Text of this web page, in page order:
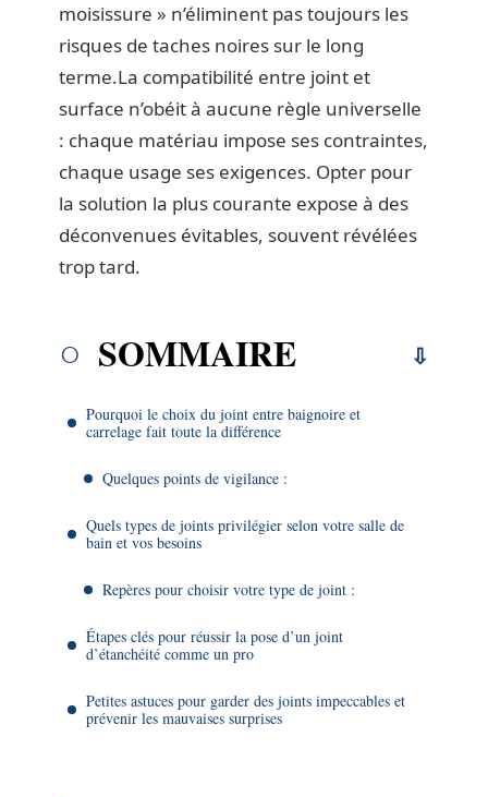
moisissure » n’éliminent pas toujours les
risques de taches noires sur le long
terme.La compatibilité entre joint et
surface n’obéit à aucune règle universelle
: chaque matériau impose ses contraintes,
chaque usage ses exigences. Opter pour
la solution la plus courante expose à des
déconvenues évitables, souvent révélées
trop tard.
SOMMAIRE
Pourquoi le choix du joint entre baignoire et
carrelage fait toute la différence
Quelques points de vigilance :
Quels types de joints privilégier selon votre salle de
bain et vos besoins
Repères pour choisir votre type de joint :
Étapes clés pour réussir la pose d’un joint
d’étanchéité comme un pro
Petites astuces pour garder des joints impeccables et
prévenir les mauvaises surprises